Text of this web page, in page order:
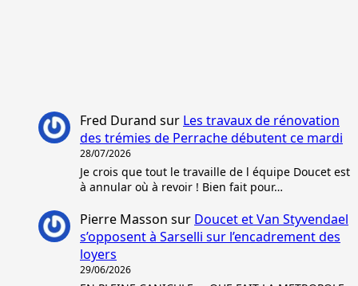
Fred Durand sur Les travaux de rénovation
des trémies de Perrache débutent ce mardi
28/07/2026
Je crois que tout le travaille de l équipe Doucet est
à annular où à revoir ! Bien fait pour…
Pierre Masson sur Doucet et Van Styvendael
s’opposent à Sarselli sur l’encadrement des
loyers
29/06/2026